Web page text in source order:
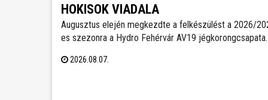
HOKISOK VIADALA
Augusztus elején megkezdte a felkészülést a 2026/
es szezonra a Hydro Fehérvár AV19
legjobb teljesítményt nyújtó játékos csatlakozhat a
2026.08.07.